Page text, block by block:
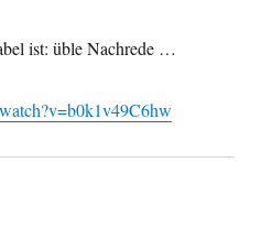
ist: üble Nachrede …